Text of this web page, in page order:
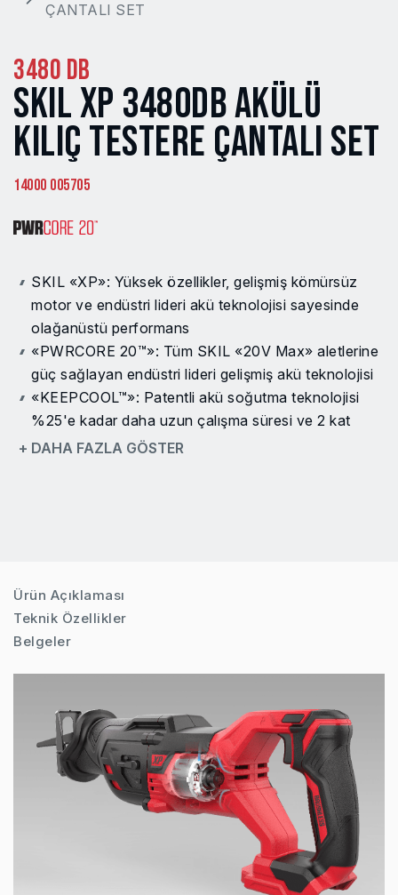
ÇANTALI SET
3480 DB
SKIL XP 3480DB AKÜLÜ
KILIÇ TESTERE ÇANTALI SET
14000 005705
SKIL «XP»: Yüksek özellikler, gelişmiş kömürsüz
motor ve endüstri lideri akü teknolojisi sayesinde
olağanüstü performans
«PWRCORE 20™»: Tüm SKIL «20V Max» aletlerine
güç sağlayan endüstri lideri gelişmiş akü teknolojisi
«KEEPCOOL™»: Patentli akü soğutma teknolojisi
%25'e kadar daha uzun çalışma süresi ve 2 kat
kullanım ömrü sağlar
%15'e kadar şarj olur (4.0 Ah akü / 50 dakikada
%100.)
Dijital kömürsüz motor: Daha fazla güç, daha fazla
verimlilik ve 10 kat daha uzun kullanım ömrü
+ DAHA FAZLA GÖSTER
Ürün Açıklaması
Teknik Özellikler
Belgeler